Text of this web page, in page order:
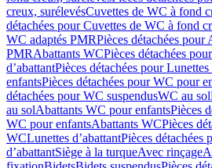
creux, surélevésCuvettes de WC à fond
détachées pour Cuvettes de WC à fond
WC adaptés PMRPièces détachées pour
PMRAbattants WCPièces détachées
d’abattantPièces détachées pour Lunettes
enfantsPièces détachées pour WC pour
détachées pour WC suspendusWC au sol
au solAbattants WC pour enfantsPièces
WC pour enfantsAbattants WCPièces
WCLunettes d’abattantPièces détachées
d’abattantSiège à la turqueAvec rinçage